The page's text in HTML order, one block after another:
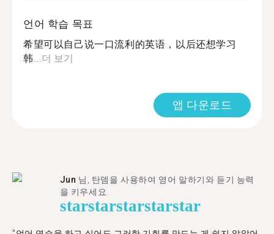
언어 학습 목표
希望可以自己说一口流利的英语，以后还想学习
韩...더 보기
앱 다운로드
Jun 님, 탄뎀을 사용하여 영어 말하기와 듣기 능력
을 키우세요.
starstarstarstarstar